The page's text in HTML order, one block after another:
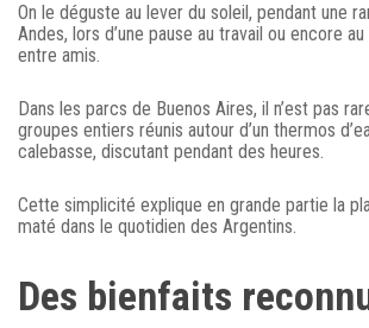
On le déguste au lever du soleil, pendant une
Andes, lors d’une pause au travail ou encore
entre amis.
Dans les parcs de Buenos Aires, il n’est pas
groupes entiers réunis autour d’un thermos
calebasse, discutant pendant des heures.
Cette simplicité explique en grande partie la
maté dans le quotidien des Argentins.
Des bienfaits